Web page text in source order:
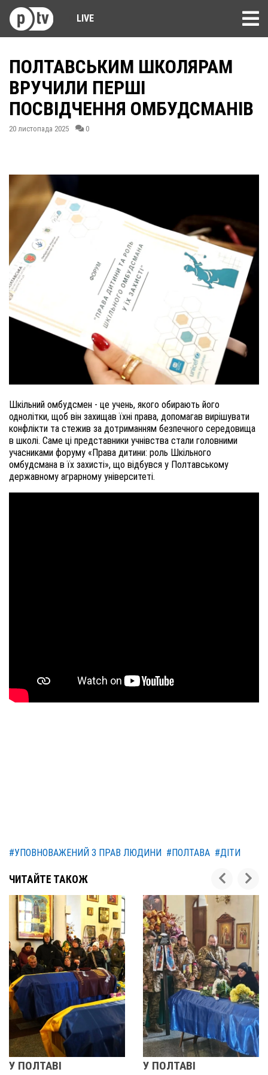
LIVE
ПОЛТАВСЬКИМ ШКОЛЯРАМ
ВРУЧИЛИ ПЕРШІ
ПОСВІДЧЕННЯ ОМБУДСМАНІВ
20 листопада 2025 0
Шкільний омбудсмен - це учень, якого обирають його
однолітки, щоб він захищав їхні права, допомагав вирішувати
конфлікти та стежив за дотриманням безпечного середовища
в школі. Саме ці представники учнівства стали головними
учасниками форуму «Права дитини: роль Шкільного
омбудсмана в їх захисті», що відбувся у Полтавському
державному аграрному університеті.
#УПОВНОВАЖЕНИЙ З ПРАВ ЛЮДИНИ #ПОЛТАВА #ДІТИ
ЧИТАЙТЕ ТАКОЖ
У ПОЛТАВІ